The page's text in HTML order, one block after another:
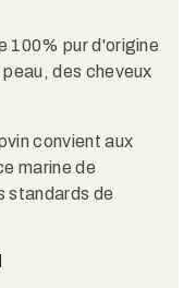
100% pur d'origine
des cheveux
convient aux
marine de
standards de